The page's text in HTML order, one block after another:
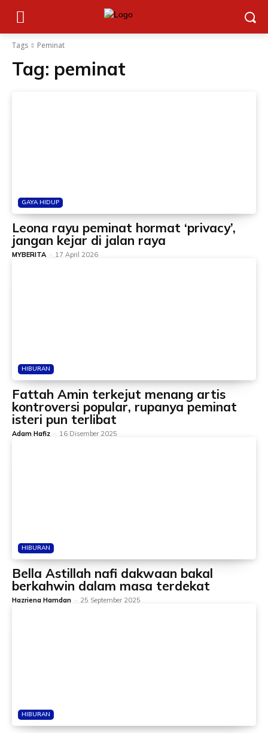
Tags Peminat
Tag: peminat
GAYA HIDUP
Leona rayu peminat hormat ‘privacy’,
jangan kejar di jalan raya
MYBERITA - 17 April 2026
HIBURAN
Fattah Amin terkejut menang artis
kontroversi popular, rupanya peminat
isteri pun terlibat
Adam Hafiz - 16 Disember 2025
HIBURAN
Bella Astillah nafi dakwaan bakal
berkahwin dalam masa terdekat
Hazriena Hamdan - 25 September 2025
HIBURAN